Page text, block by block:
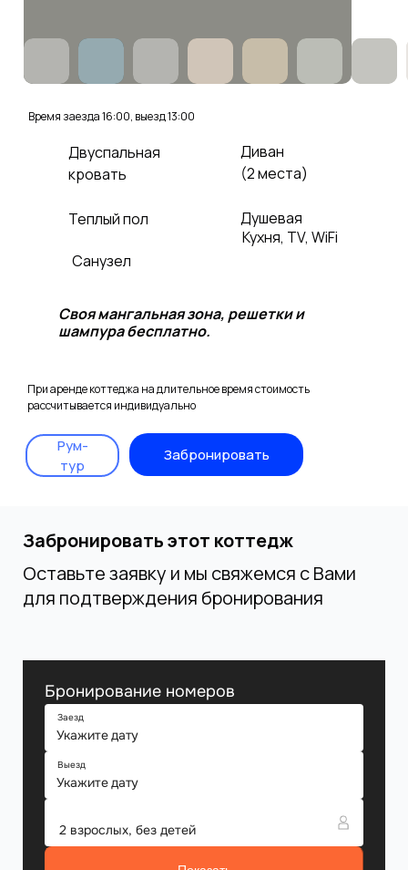
Забронировать
Кухня, ТV, WiFi
Санузел
Душевая
Теплый пол
Диван
(2 места)
Двуспальная
кровать
Рум-
тур
При аренде коттеджа на длительное время стоимость
рассчитывается индивидуально
Своя мангальная зона, решетки и
шампура бесплатно.
Время заезда 16:00, выезд 13:00
Забронировать этот коттедж
Оставьте заявку и мы свяжемся с Вами
для подтверждения бронирования